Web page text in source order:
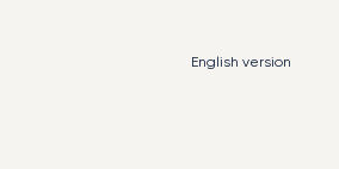
English version